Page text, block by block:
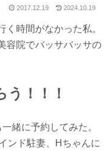
2017.12.19 2024.10.19
く時間がなかった私。
容院でバッサバッサの
う！！！
緒に予約してみた。
ンド駐妻、Hちゃんに